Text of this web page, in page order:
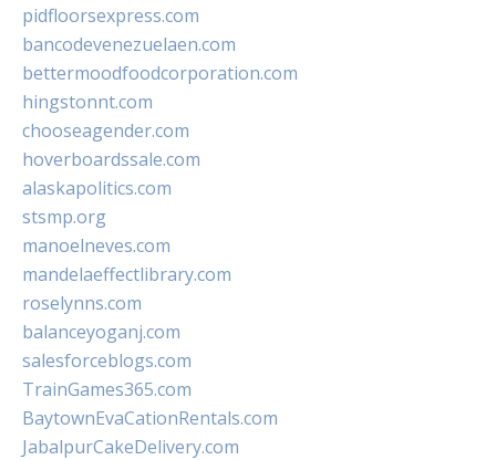
pidfloorsexpress.com
bancodevenezuelaen.com
bettermoodfoodcorporation.com
hingstonnt.com
chooseagender.com
hoverboardssale.com
alaskapolitics.com
stsmp.org
manoelneves.com
mandelaeffectlibrary.com
roselynns.com
balanceyoganj.com
salesforceblogs.com
TrainGames365.com
BaytownEvaCationRentals.com
JabalpurCakeDelivery.com